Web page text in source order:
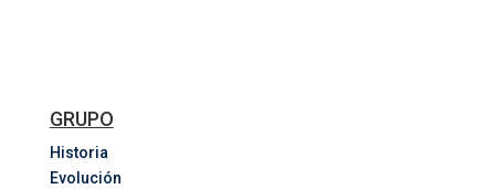
GRUPO
Historia
Evolución